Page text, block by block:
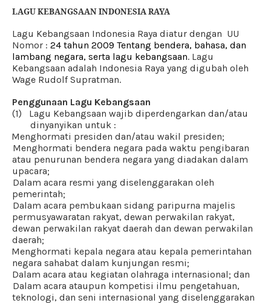
LAGU KEBANGSAAN INDONESIA RAYA
Lagu Kebangsaan Indonesia Raya diatur dengan UU
Nomor : 24 tahun 2009 Tentang bendera, bahasa, dan
lambang negara, serta lagu kebangsaan. Lagu
Kebangsaan adalah Indonesia Raya yang digubah oleh
Wage Rudolf Supratman.
Penggunaan Lagu Kebangsaan
(1)
Lagu Kebangsaan wajib diperdengarkan dan/atau
dinyanyikan untuk :
Menghormati presiden dan/atau wakil presiden;
Menghormati bendera negara pada waktu pengibaran
atau penurunan bendera negara yang diadakan dalam
upacara;
Dalam acara resmi yang diselenggarakan oleh
pemerintah;
Dalam acara pembukaan sidang paripurna majelis
permusyawaratan rakyat, dewan perwakilan rakyat,
dewan perwakilan rakyat daerah dan dewan perwakilan
daerah;
Menghormati kepala negara atau kepala pemerintahan
negara sahabat dalam kunjungan resmi;
Dalam acara atau kegiatan olahraga internasional; dan
Dalam acara ataupun kompetisi ilmu pengetahuan,
teknologi, dan seni internasional yang diselenggarakan